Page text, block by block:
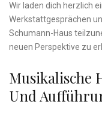
Wir laden dich ​herzlich
Werkstattgesprächen
Schumann-Haus
neuen ⁣Perspektive zu
Musikalische
Und